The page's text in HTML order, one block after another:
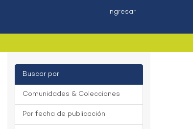
Ingresar
Buscar por
Comunidades & Colecciones
Por fecha de publicación